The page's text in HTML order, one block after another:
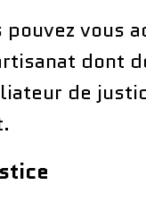
vous
dont
de